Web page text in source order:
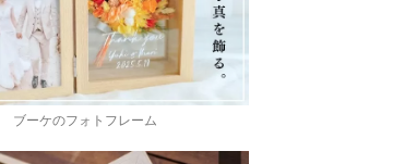
ブーケのフォトフレーム